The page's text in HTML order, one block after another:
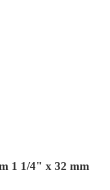
1 1/4" x 32 mm